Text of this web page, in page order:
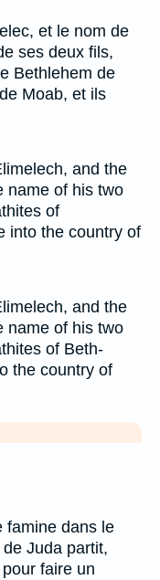
et le nom de
ses deux fils,
Bethlehem de
Moab, et ils
and the
name of his two
of
into the country of
and the
name of his two
of Beth-
the country of
famine dans le
Juda partit,
faire un